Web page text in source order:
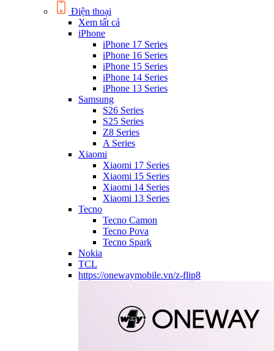
Điện thoại
Xem tất cả
iPhone
iPhone 17 Series
iPhone 16 Series
iPhone 15 Series
iPhone 14 Series
iPhone 13 Series
Samsung
S26 Series
S25 Series
Z8 Series
A Series
Xiaomi
Xiaomi 17 Series
Xiaomi 15 Series
Xiaomi 14 Series
Xiaomi 13 Series
Tecno
Tecno Camon
Tecno Pova
Tecno Spark
Nokia
TCL
https://onewaymobile.vn/z-flip8